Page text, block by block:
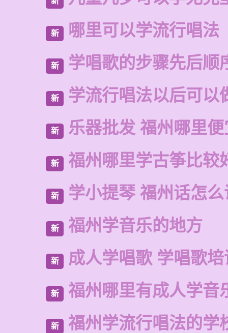
新 哪里可以学流行唱法
新 学唱歌的步骤先后顺
新 学流行唱法以后可以
新 乐器批发 福州哪里
新 福州哪里学古筝比较
新 学小提琴 福州话怎
新 福州学音乐的地方
新 成人学唱歌 学唱歌培
新 福州哪里有成人学音
新 福州学流行唱法的学